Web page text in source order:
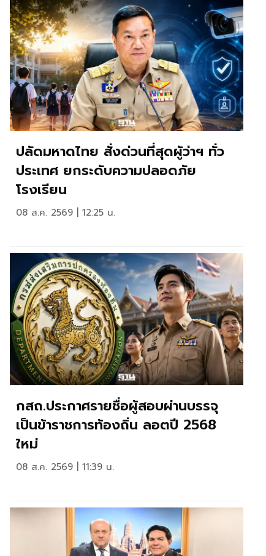
ปลัดมหาดไทย สั่งด่วนที่สุดผู้ว่าฯ ทั่ว
ประเทศ ยกระดับความปลอดภัย
โรงเรียน
08 ส.ค. 2569 | 12:25 น.
กสถ.ประกาศรายชื่อผู้สอบผ่านบรรจุ
เป็นข้าราชการท้องถิ่น ลอตปี 2568
ใหม่
08 ส.ค. 2569 | 11:39 น.